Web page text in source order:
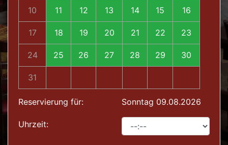
10 11 12 13 14 15 16
17 18 19 20 21 22 23
24 25 26 27 28 29 30
31
Reservierung für: Sonntag 09.08.2026
Uhrzeit: